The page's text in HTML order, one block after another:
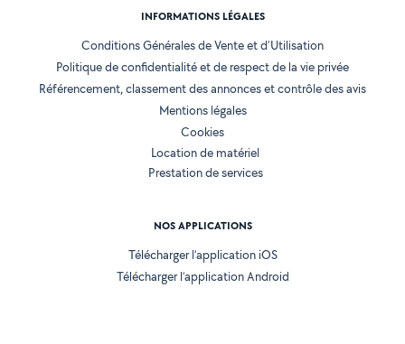
INFORMATIONS LÉGALES
Conditions Générales de Vente et d'Utilisation
Politique de confidentialité et de respect de la vie privée
Référencement, classement des annonces et contrôle des avis
Mentions légales
Cookies
Location de matériel
Prestation de services
NOS APPLICATIONS
Télécharger l’application iOS
Télécharger l’application Android